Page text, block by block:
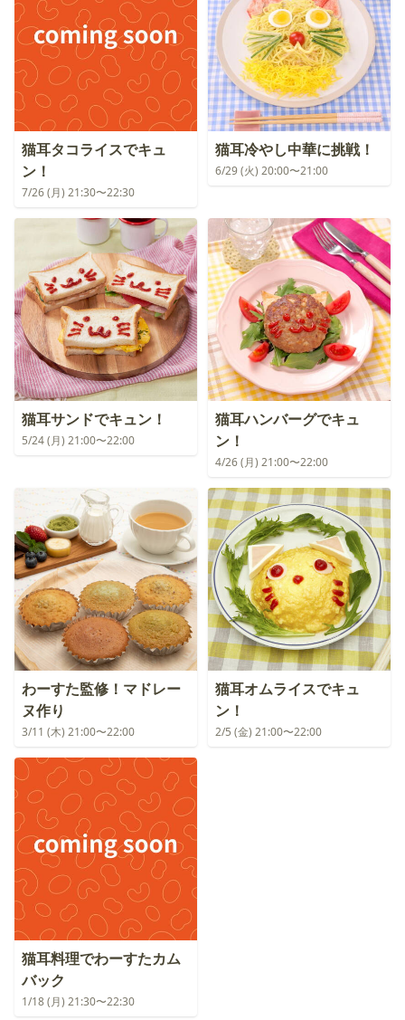
猫耳タコライスでキュ
ン！
7/26 (月) 21:30〜22:30
猫耳冷やし中華に挑戦！
6/29 (火) 20:00〜21:00
猫耳サンドでキュン！
5/24 (月) 21:00〜22:00
猫耳ハンバーグでキュ
ン！
4/26 (月) 21:00〜22:00
わーすた監修！マドレー
ヌ作り
3/11 (木) 21:00〜22:00
猫耳オムライスでキュ
ン！
2/5 (金) 21:00〜22:00
猫耳料理でわーすたカム
バック
1/18 (月) 21:30〜22:30